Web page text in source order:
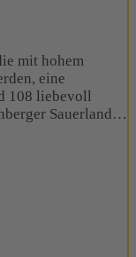
mit hohem
eine
108 liebevoll
Sauerland…